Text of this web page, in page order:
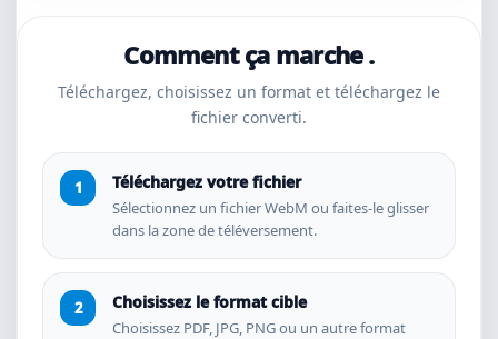
Comment ça marche .
Téléchargez, choisissez un format et téléchargez le
fichier converti.
Téléchargez votre fichier
Sélectionnez un fichier WebM ou faites-le glisser
dans la zone de téléversement.
Choisissez le format cible
Choisissez PDF, JPG, PNG ou un autre format